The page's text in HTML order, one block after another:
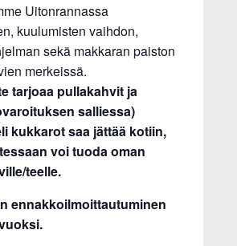
Uitonrannassa
kuulumisten vaihdon,
sekä makkaran paiston
merkeissä.
tarjoaa pullakahvit ja
salliessa)
kukkarot saa jättää kotiin,
voi tuoda oman
teelle.
ennakkoilmoittautuminen